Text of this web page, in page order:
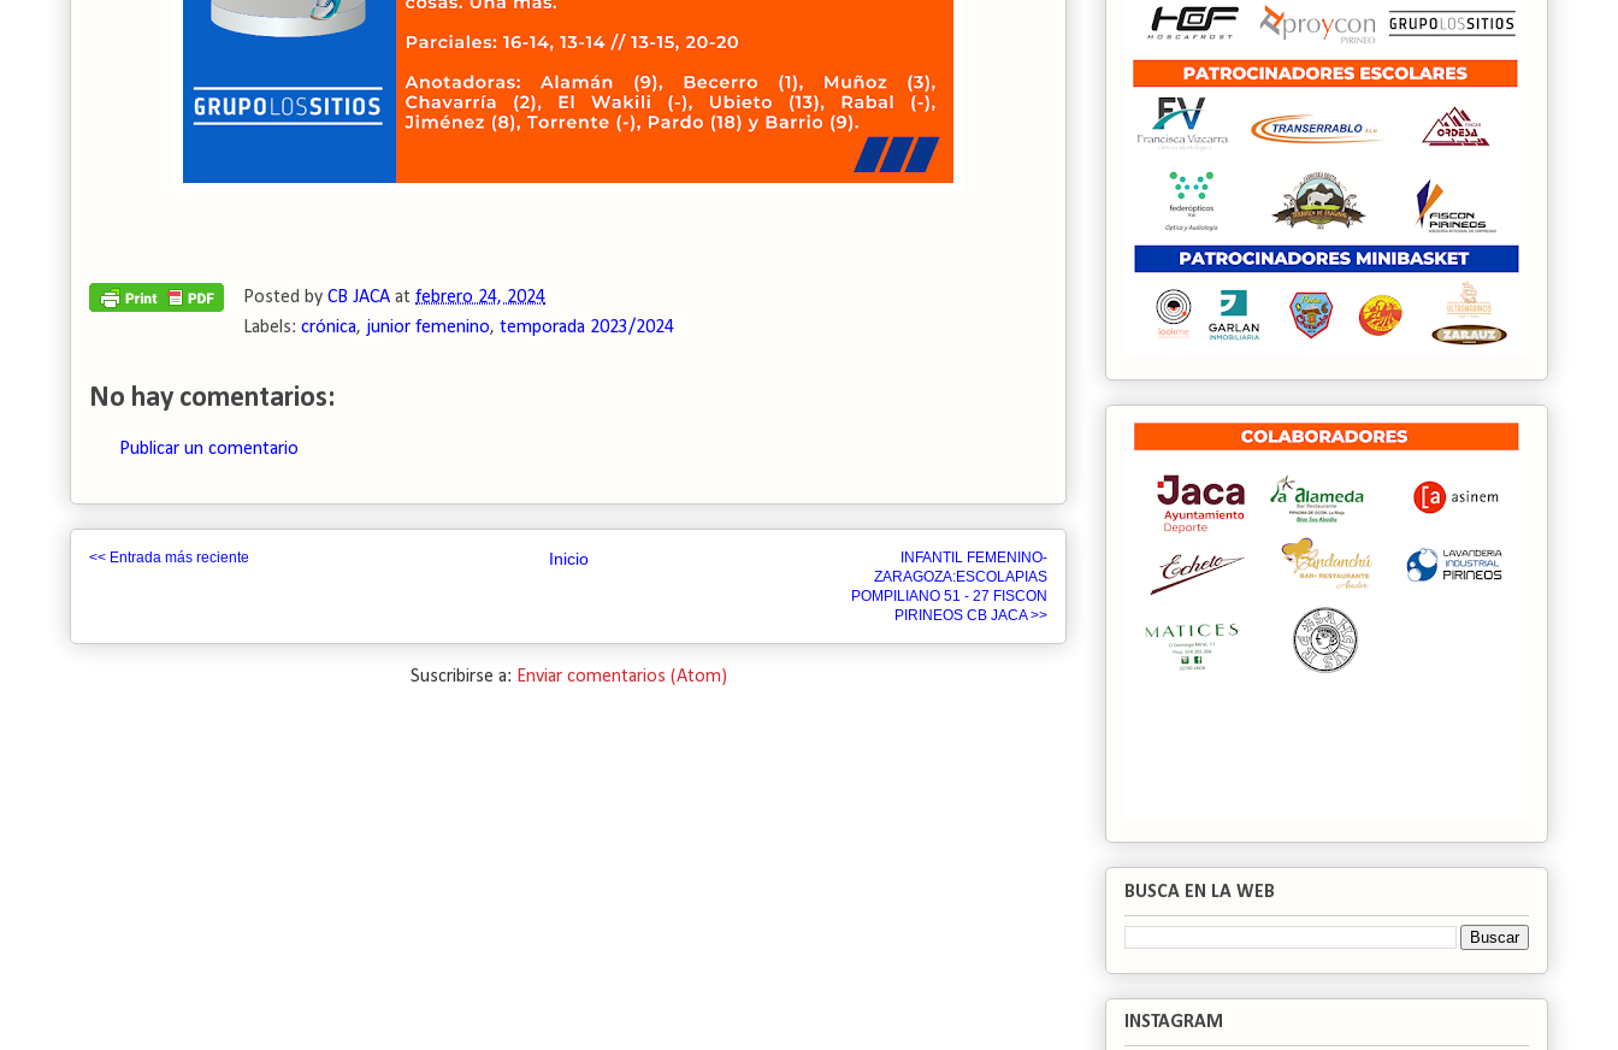
Posted by CB JACA at febrero 24, 2024
Labels: crónica, junior femenino, temporada 2023/2024
No hay comentarios:
Publicar un comentario
<< Entrada más reciente
INFANTIL FEMENINO-
ZARAGOZA:ESCOLAPIAS
POMPILIANO 51 - 27 FISCON
PIRINEOS CB JACA >>
Inicio
Suscribirse a: Enviar comentarios (Atom)
BUSCA EN LA WEB
INSTAGRAM